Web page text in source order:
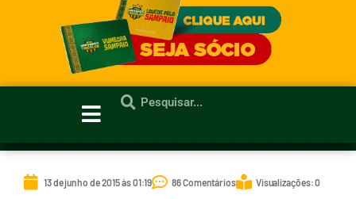
13 de junho de 2015 às 01:19 86 Comentários Visualizações: 0